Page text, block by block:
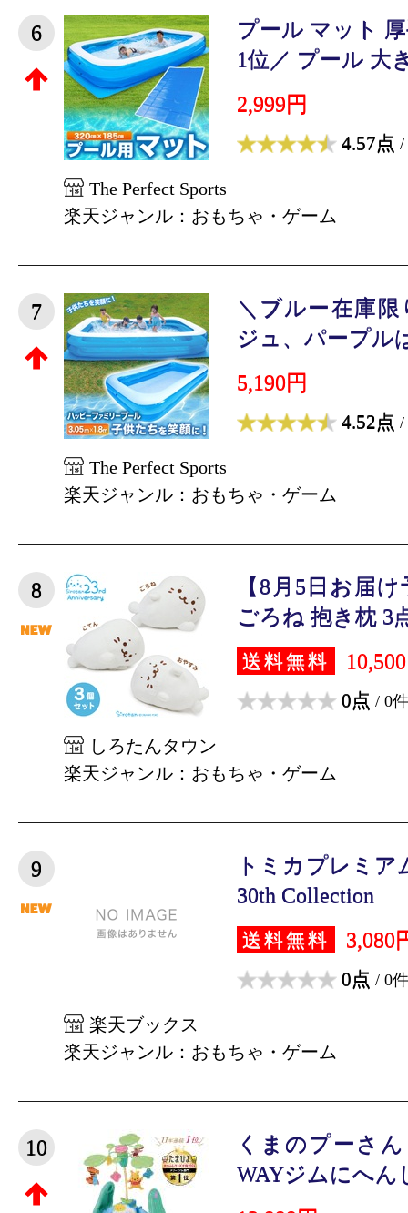
6
プール マット
1位／ プール 大
2,999円
4.57点 /
The Perfect Sports
楽天ジャンル：おもちゃ・ゲーム
7
＼ブルー在庫
ジュ、パープル
5,190円
4.52点 /
The Perfect Sports
楽天ジャンル：おもちゃ・ゲーム
8
【8月5日お届
ごろね 抱き枕 3
送料無料
0点 / 0件
しろたんタウン
楽天ジャンル：おもちゃ・ゲーム
9
トミカプレミア
30th Collection
送料無料 3,080
0点 / 0件
楽天ブックス
楽天ジャンル：おもちゃ・ゲーム
10
くまのプーさ
WAYジムにへん